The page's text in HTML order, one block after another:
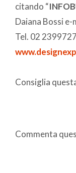
citando “
Daiana Bossi e-
Tel. 02
Consiglia
Commenta